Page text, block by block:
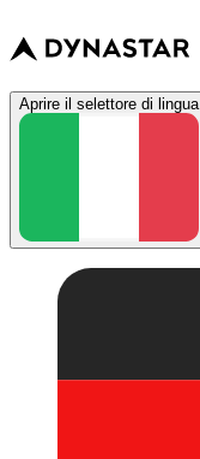
Aprire il selettore di lingua